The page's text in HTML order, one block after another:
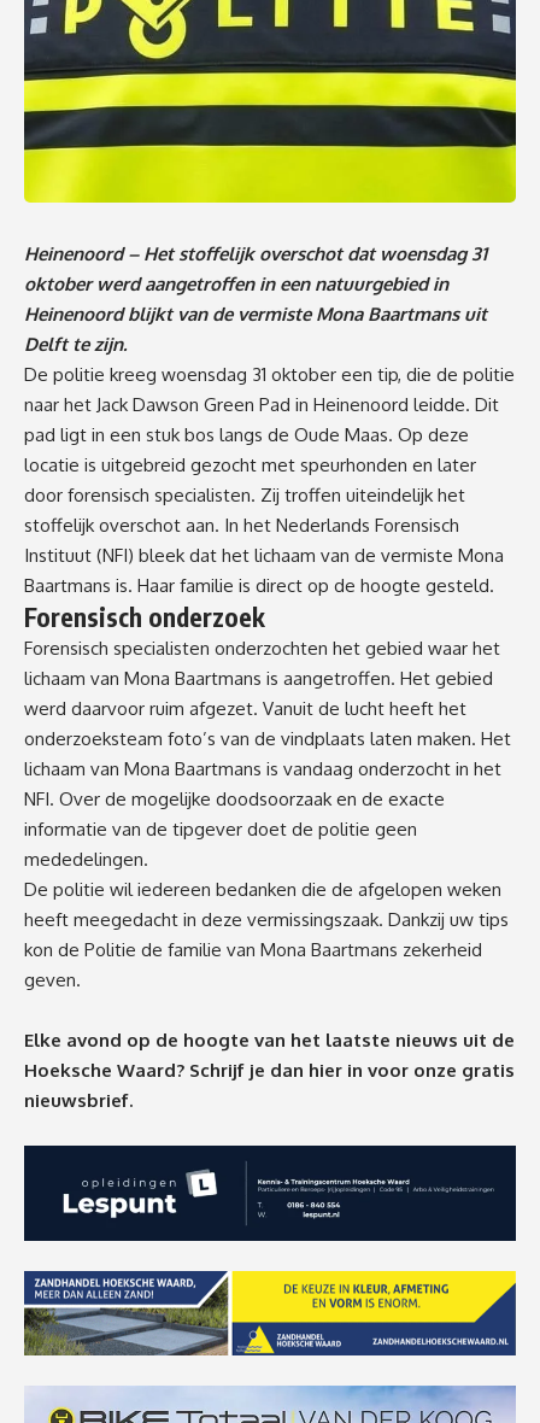
Heinenoord – Het stoffelijk overschot dat woensdag 31
oktober werd aangetroffen in een natuurgebied in
Heinenoord blijkt van de vermiste Mona Baartmans uit
Delft te zijn.
De politie kreeg woensdag 31 oktober een tip, die de politie
naar het Jack Dawson Green Pad in Heinenoord leidde. Dit
pad ligt in een stuk bos langs de Oude Maas. Op deze
locatie is uitgebreid gezocht met speurhonden en later
door forensisch specialisten. Zij troffen uiteindelijk het
stoffelijk overschot aan. In het Nederlands Forensisch
Instituut (NFI) bleek dat het lichaam van de vermiste Mona
Baartmans is. Haar familie is direct op de hoogte gesteld.
Forensisch onderzoek
Forensisch specialisten onderzochten het gebied waar het
lichaam van Mona Baartmans is aangetroffen. Het gebied
werd daarvoor ruim afgezet. Vanuit de lucht heeft het
onderzoeksteam foto’s van de vindplaats laten maken. Het
lichaam van Mona Baartmans is vandaag onderzocht in het
NFI. Over de mogelijke doodsoorzaak en de exacte
informatie van de tipgever doet de politie geen
mededelingen.
De politie wil iedereen bedanken die de afgelopen weken
heeft meegedacht in deze vermissingszaak. Dankzij uw tips
kon de Politie de familie van Mona Baartmans zekerheid
geven.
Elke avond op de hoogte van het laatste nieuws uit de
Hoeksche Waard? Schrijf je dan hier in voor onze gratis
nieuwsbrief.